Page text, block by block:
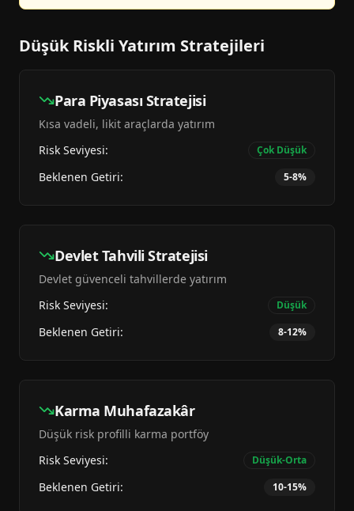
Düşük Riskli Yatırım Stratejileri
Para Piyasası Stratejisi
Kısa vadeli, likit araçlarda yatırım
Risk Seviyesi:
Çok Düşük
Beklenen Getiri: 5-8%
Devlet Tahvili Stratejisi
Devlet güvenceli tahvillerde yatırım
Risk Seviyesi:
Düşük
Beklenen Getiri: 8-12%
Karma Muhafazakâr
Düşük risk profilli karma portföy
Risk Seviyesi:
Düşük-Orta
Beklenen Getiri: 10-15%